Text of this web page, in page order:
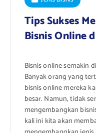
Tips Sukses
Bisnis Online
Bisnis online semakin
Banyak orang yang
bisnis online mereka
besar. Namun, tidak
mengembangkan
kali ini kita akan